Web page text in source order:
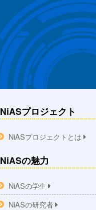
NiASプロジェクト
NiASプロジェクトとは
NiASの魅力
NiASの学生
NiASの研究者